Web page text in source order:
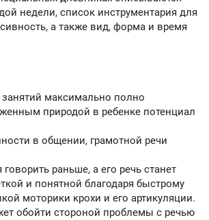
недели, список инструментария для
а также вид, форма и время
занятий максимально полно
природой в ребенке потенциал
в общении, грамотной речи
раньше, а его речь станет
и понятной благодаря быстрому
моторики крохи и его артикуляции.
обойти стороной проблемы с речью